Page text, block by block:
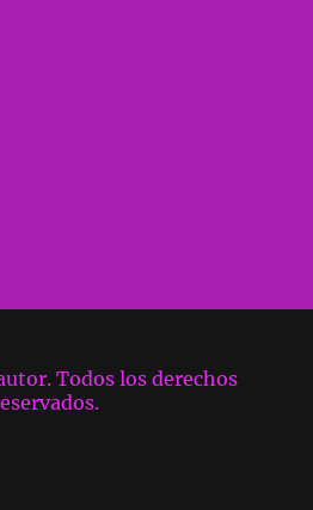
Todos los derechos